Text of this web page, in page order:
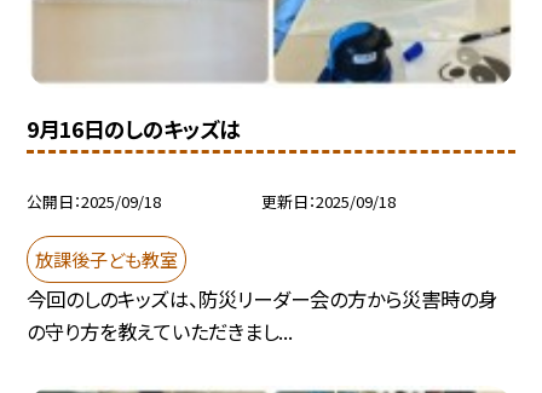
9月16日のしのキッズは
公開日 2025/09/18 更新日 2025/09/18
放課後子ども教室
今回のしのキッズは、防災リーダー会の方から災害時の身
の守り方を教えていただきまし...